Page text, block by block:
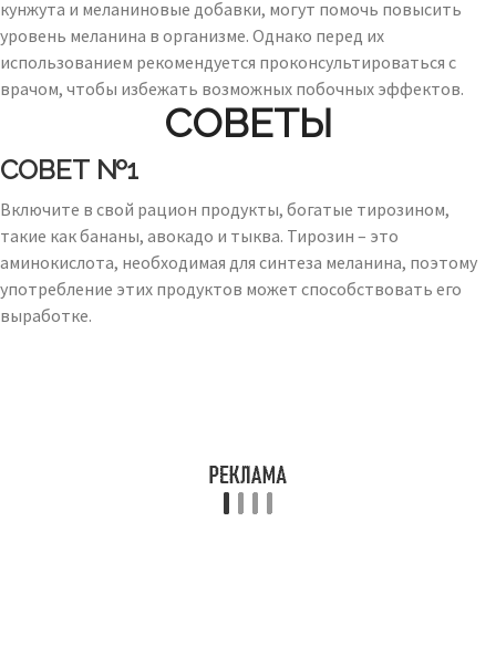
кунжута и меланиновые добавки, могут помочь повысить
уровень меланина в организме. Однако перед их
использованием рекомендуется проконсультироваться с
врачом, чтобы избежать возможных побочных эффектов.
СОВЕТЫ
СОВЕТ №1
Включите в свой рацион продукты, богатые тирозином,
такие как бананы, авокадо и тыква. Тирозин – это
аминокислота, необходимая для синтеза меланина, поэтому
употребление этих продуктов может способствовать его
выработке.